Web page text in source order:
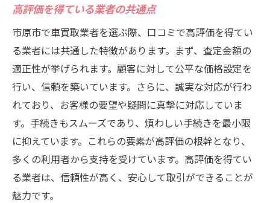
高評価を得ている業者の共通点
市原市で車買取業者を選ぶ際、口コミで高評価を得てい
る業者には共通した特徴があります。まず、査定金額の
適正性が挙げられます。顧客に対して公平な価格設定を
行い、信頼を築いています。さらに、誠実な対応が行わ
れており、お客様の要望や疑問に真摯に対応していま
す。手続きもスムーズであり、煩わしい手続きを最小限
に抑えています。これらの要素が高評価の根幹となり、
多くの利用者から支持を受けています。高評価を得てい
る業者は、信頼性が高く、安心して取引ができることが
魅力です。